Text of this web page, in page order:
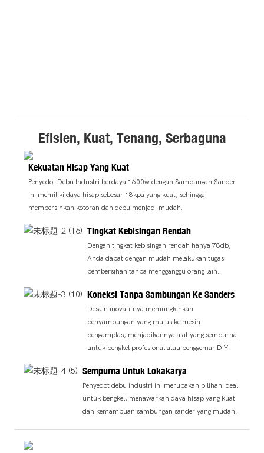
Efisien, Kuat, Tenang, Serbaguna
Kekuatan Hisap Yang Kuat
Penyedot Debu Industri berdaya 1600w dengan Sambungan Sander
ini memiliki daya hisap sebesar 18kpa yang kuat, sehingga
membersihkan kotoran dan debu menjadi mudah.
Tingkat Kebisingan Rendah
Dengan tingkat kebisingan rendah hanya 78db,
Anda dapat dengan mudah melakukan tugas
pembersihan tanpa mengganggu orang lain.
Koneksi Tanpa Sambungan Ke Sanders
Desain inovatifnya memungkinkan
penyambungan yang mulus ke mesin
pengamplas, menjadikannya alat yang sempurna
untuk bengkel profesional atau penggemar DIY.
Sempurna Untuk Lokakarya
Penyedot debu industri ini merupakan pilihan ideal
untuk bengkel, menawarkan daya hisap yang kuat
dan kemampuan sambungan sander yang mudah.